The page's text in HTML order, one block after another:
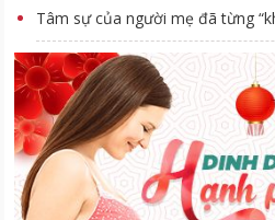
Tâm sự của người mẹ đã từng